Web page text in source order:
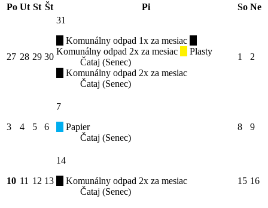
Po Ut St Št Pi So Ne
27 28 29 30
31
Komunálny odpad 1x za mesiac
Komunálny odpad 2x za mesiac
Plasty
Čataj (Senec)
Komunálny odpad 2x za mesiac
Čataj (Senec)
1 2
3 4 5 6
7
Papier
Čataj (Senec)
8 9
10 11 12 13
14
Komunálny odpad 2x za mesiac
Čataj (Senec)
15 16